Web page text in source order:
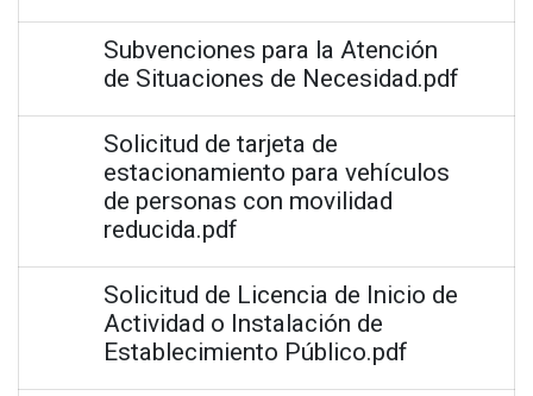
Subvenciones para la Atención
de Situaciones de Necesidad.pdf
Solicitud de tarjeta de
estacionamiento para vehículos
de personas con movilidad
reducida.pdf
Solicitud de Licencia de Inicio de
Actividad o Instalación de
Establecimiento Público.pdf